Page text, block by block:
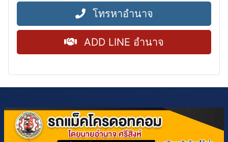
โทรหาอำนาจ
ADD LINE อำนาจ